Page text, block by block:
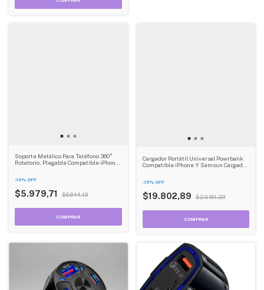
Soporte Metálico Para Teléfono 360°
Rotatorio, Plegable Compatible iPhone,
-10% OFF
$5.979,71 $6.644,13
Cargador Portátil Universal Powrbank
Compatible iPhone Y Samsun Cargador
-15% OFF
$19.802,89 $23.161,29